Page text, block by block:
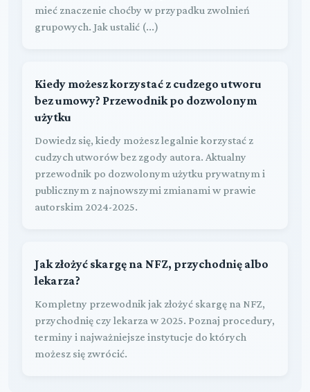
mieć znaczenie choćby w przypadku zwolnień
grupowych. Jak ustalić (...)
Kiedy możesz korzystać z cudzego utworu
bez umowy? Przewodnik po dozwolonym
użytku
Dowiedz się, kiedy możesz legalnie korzystać z
cudzych utworów bez zgody autora. Aktualny
przewodnik po dozwolonym użytku prywatnym i
publicznym z najnowszymi zmianami w prawie
autorskim 2024-2025.
Jak złożyć skargę na NFZ, przychodnię albo
lekarza?
Kompletny przewodnik jak złożyć skargę na NFZ,
przychodnię czy lekarza w 2025. Poznaj procedury,
terminy i najważniejsze instytucje do których
możesz się zwrócić.